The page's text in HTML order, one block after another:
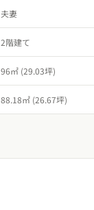
夫妻
2階建て
96㎡ (29.03坪)
88.18㎡ (26.67坪)